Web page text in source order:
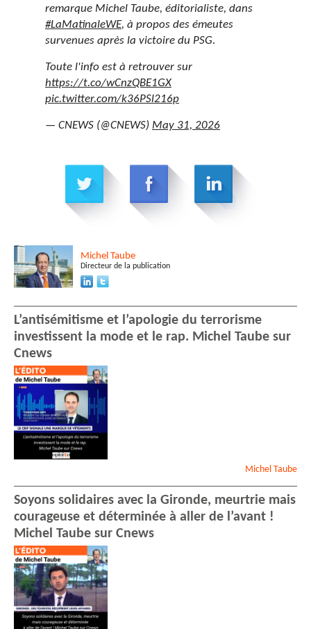
remarque Michel Taube, éditorialiste, dans
#LaMatinaleWE, à propos des émeutes
survenues après la victoire du PSG.
Toute l'info est à retrouver sur
https://t.co/wCnzQBE1GX
pic.twitter.com/k36PSl216p
— CNEWS (@CNEWS) May 31, 2026
Michel Taube
Directeur de la publication
L’antisémitisme et l’apologie du terrorisme
investissent la mode et le rap. Michel Taube sur
Cnews
Michel Taube
Soyons solidaires avec la Gironde, meurtrie mais
courageuse et déterminée à aller de l’avant !
Michel Taube sur Cnews